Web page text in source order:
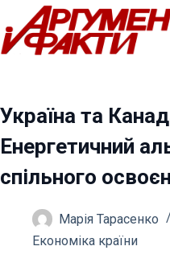
Перейти
до
вмісту
Україна та
Енергетичний
спільного
Марія Тарасенко
Економіка країни